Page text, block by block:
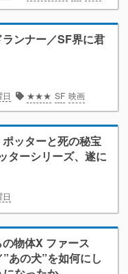
ンナー／SF界に君
★★★ SF 映画
ッターと死の秘宝
ターシリーズ、遂に
物体X ファース
あの犬”を如何にし